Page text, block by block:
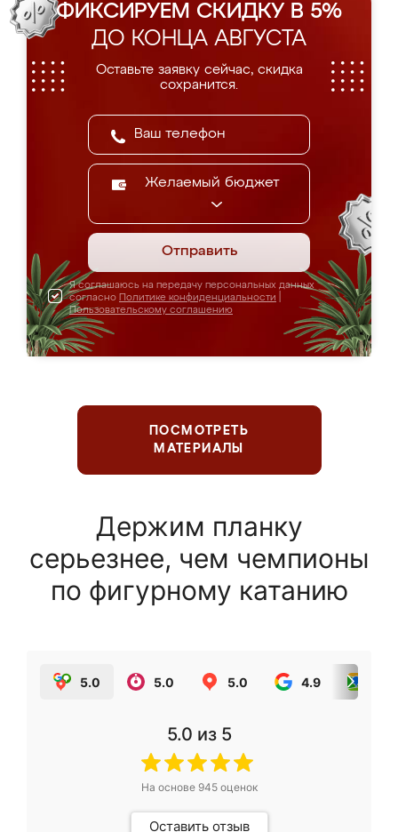
ФИКСИРУЕМ СКИДКУ В 5%
ДО КОНЦА АВГУСТА
Оставьте заявку сейчас, скидка
сохранится.
Желаемый бюджет
Отправить
Я соглашаюсь на передачу персональных данных
согласно Политике конфиденциальности
Пользовательскому соглашению
ПОСМОТРЕТЬ
МАТЕРИАЛЫ
Держим планку
серьезнее, чем чемпионы
по фигурному катанию
5.0 5.0 5.0 4.9
5.0 из 5
На основе 945оценок
Оставить отзыв